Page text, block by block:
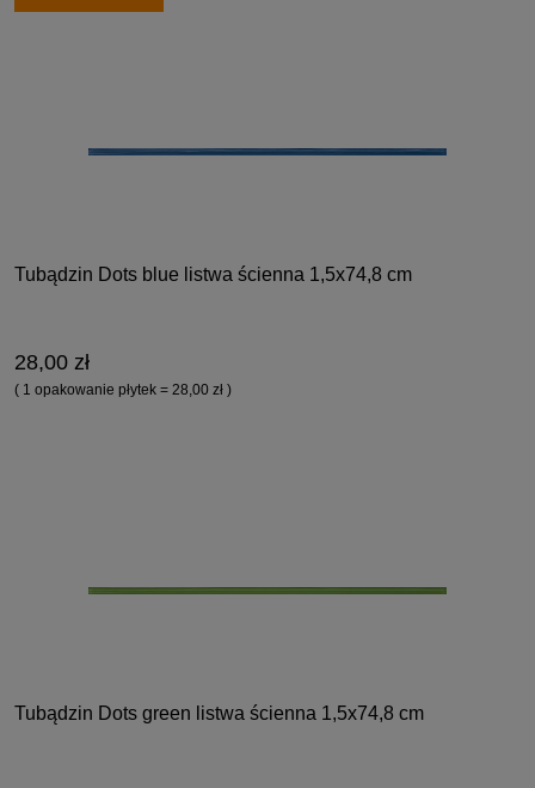
Tubądzin Dots blue listwa ścienna 1,5x74,8 cm
28,00 zł
( 1 opakowanie płytek = 28,00 zł )
Tubądzin Dots green listwa ścienna 1,5x74,8 cm